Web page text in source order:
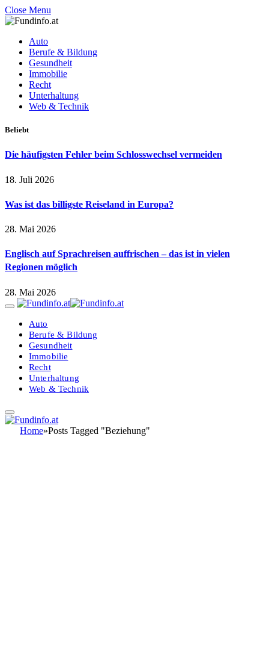
Close Menu
Auto
Berufe & Bildung
Gesundheit
Immobilie
Recht
Unterhaltung
Web & Technik
Beliebt
Die häufigsten Fehler beim Schlosswechsel vermeiden
18. Juli 2026
Was ist das billigste Reiseland in Europa?
28. Mai 2026
Englisch auf Sprachreisen auffrischen – das ist in vielen
Regionen möglich
28. Mai 2026
Auto
Berufe & Bildung
Gesundheit
Immobilie
Recht
Unterhaltung
Web & Technik
Home»Posts Tagged "Beziehung"